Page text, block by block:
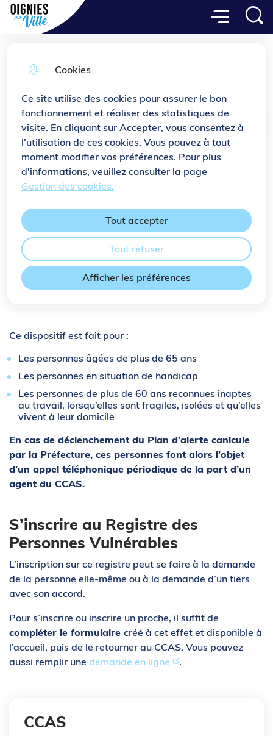
Cookies
Ce site utilise des cookies pour assurer le bon
fonctionnement et réaliser des statistiques de
visite. En cliquant sur Accepter, vous consentez à
l'utilisation de ces cookies. Vous pouvez à tout
moment modifier vos préférences. Pour plus
d'informations, veuillez consulter la page
Gestion des cookies.
Afficher les préférences
Tout accepter
Tout refuser
Aller
au
menu
principal
Consulter
le plan
du site
Ville de Oignies
Menu principal
Menu
Plan canicule
Accueil
Chaque année pendant la période
estivale (de juin à septembre), le CCAS
d’inscription volontaire sur le Registre
des Personnes Vulnérables.
Sommaire
Ce dispositif est fait pour :
Les personnes âgées de plus de 65 ans
Les personnes en situation de handicap
Les personnes de plus de 60 ans reconnues inaptes
au travail, lorsqu’elles sont fragiles, isolées et qu’elles
vivent à leur domicile
En cas de déclenchement du Plan d’alerte canicule
par la Préfecture, ces personnes font alors l’objet
d’un appel téléphonique périodique de la part d’un
agent du CCAS.
S’inscrire au Registre des
Personnes Vulnérables
L’inscription sur ce registre peut se faire à la demande
de la personne elle-même ou à la demande d’un tiers
avec son accord.
Pour s’inscrire ou inscrire un proche, il suffit de
compléter le formulaire créé à cet effet et disponible à
l’accueil, puis de le retourner au CCAS. Vous pouvez
aussi remplir une demande en ligne .
CCAS